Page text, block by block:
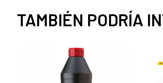
TAMBIÉN PODRÍA